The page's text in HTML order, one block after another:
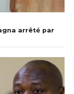
arrêté par